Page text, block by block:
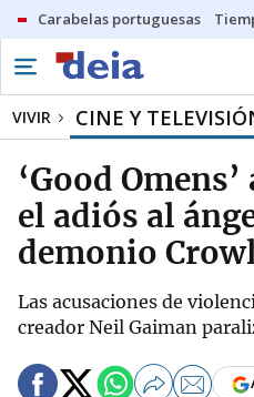
Carabelas portuguesas
VIVIR CINE Y
‘Good
el adiós al
demonio
Las acusaciones de
creador Neil Gaiman